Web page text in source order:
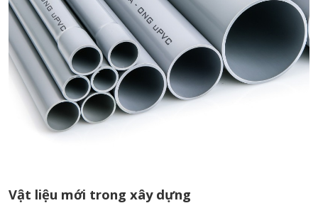
Vật liệu mới trong xây dựng